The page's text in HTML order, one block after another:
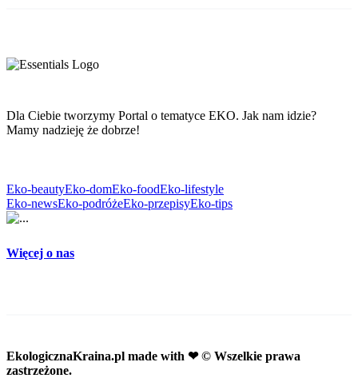
Dla Ciebie tworzymy Portal o tematyce EKO. Jak nam idzie?
Mamy nadzieję że dobrze!
Eko-beautyEko-domEko-foodEko-lifestyle
Eko-newsEko-podróżeEko-przepisyEko-tips
Więcej o nas
EkologicznaKraina.pl made with ❤ © Wszelkie prawa
zastrzeżone.